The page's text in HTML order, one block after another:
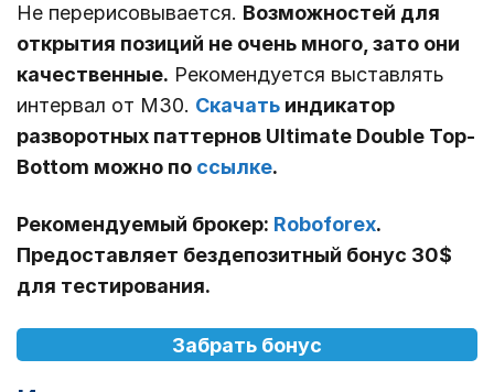
Не перерисовывается. Возможностей для
открытия позиций не очень много, зато они
качественные. Рекомендуется выставлять
интервал от М30. Скачать индикатор
разворотных паттернов Ultimate Double Top-
Bottom можно по ссылке.
Рекомендуемый брокер: Roboforex.
Предоставляет бездепозитный бонус 30$
для тестирования.
Забрать бонус